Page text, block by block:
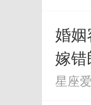
知
的事
婚
嫁
星座